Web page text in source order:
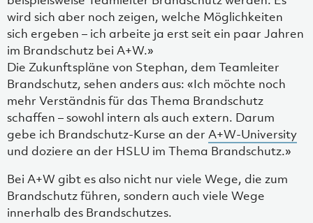
wird sich aber noch zeigen, welche Möglichkeiten
sich ergeben – ich arbeite ja erst seit ein paar Jahren
im Brandschutz bei A+W.»
Die Zukunftspläne von Stephan, dem Teamleiter
Brandschutz, sehen anders aus: «Ich möchte noch
mehr Verständnis für das Thema Brandschutz
schaffen – sowohl intern als auch extern. Darum
gebe ich Brandschutz-Kurse an der A+W-University
und doziere an der HSLU im Thema Brandschutz.»
Bei A+W gibt es also nicht nur viele Wege, die zum
Brandschutz führen, sondern auch viele Wege
innerhalb des Brandschutzes.